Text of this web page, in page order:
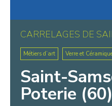
CARRELAGES DE
Métiers d’art Verre et
Saint-
Poterie (60)